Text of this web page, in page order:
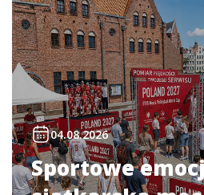
04.08.2026
Sportowe